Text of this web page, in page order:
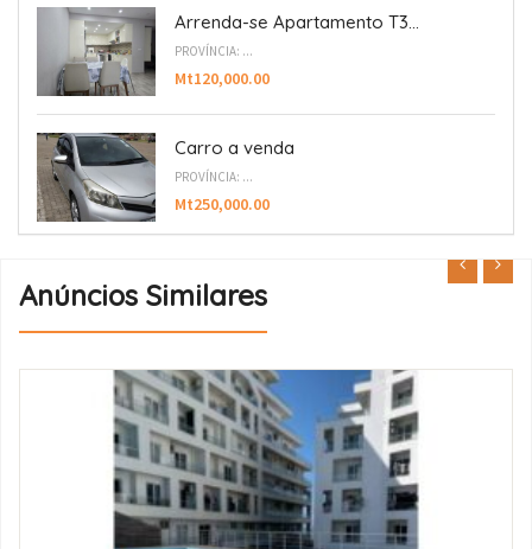
Arrenda-se Apartamento T3...
PROVÍNCIA: ...
Mt120,000.00
Carro a venda
PROVÍNCIA: ...
Mt250,000.00
Anúncios Similares